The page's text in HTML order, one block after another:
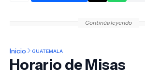
Continúa leyendo
Inicio GUATEMALA
Horario de Misas